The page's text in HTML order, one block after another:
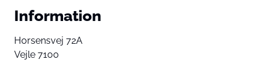
Information
Horsensvej 72A
Vejle 7100